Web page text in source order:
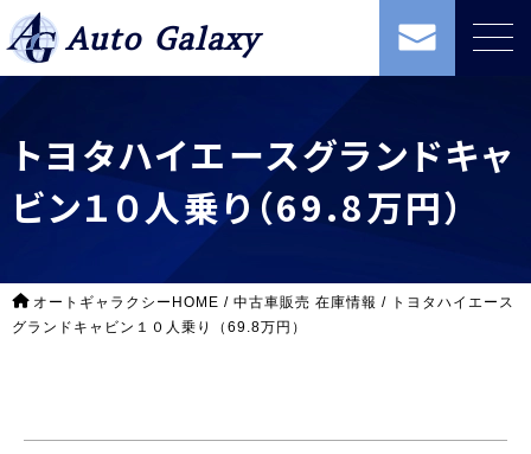
Auto Galaxy
トヨタハイエースグランドキャ
ビン１０人乗り（69.8万円）
オートギャラクシーHOME / 中古車販売 在庫情報 / トヨタハイエース
グランドキャビン１０人乗り（69.8万円）